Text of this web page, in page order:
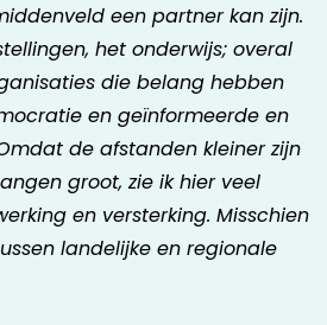
een partner kan zijn.
het onderwijs; overal
die belang hebben
en geïnformeerde en
de afstanden kleiner zijn
groot, zie ik hier veel
en versterking. Misschien
landelijke en regionale